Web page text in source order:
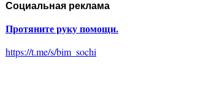
Социальная реклама
Протяните руку помощи.
https://t.me/s/bim_sochi